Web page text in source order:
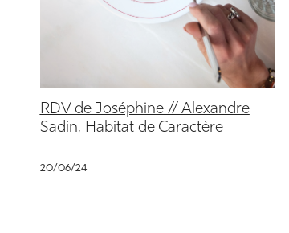
RDV de Joséphine // Alexandre
Sadin, Habitat de Caractère
20/06/24